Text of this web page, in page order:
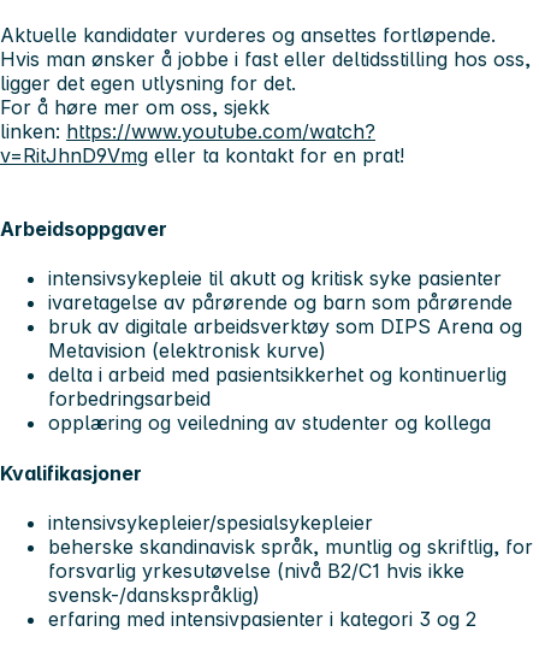
Aktuelle kandidater vurderes og ansettes fortløpende.
Hvis man ønsker å jobbe i fast eller deltidsstilling hos oss,
ligger det egen utlysning for det.
For å høre mer om oss, sjekk
linken: https://www.youtube.com/watch?
v=RitJhnD9Vmg eller ta kontakt for en prat!
Arbeidsoppgaver
intensivsykepleie til akutt og kritisk syke pasienter
ivaretagelse av pårørende og barn som pårørende
bruk av digitale arbeidsverktøy som DIPS Arena og
Metavision (elektronisk kurve)
delta i arbeid med pasientsikkerhet og kontinuerlig
forbedringsarbeid
opplæring og veiledning av studenter og kollega
Kvalifikasjoner
intensivsykepleier/spesialsykepleier
beherske skandinavisk språk, muntlig og skriftlig, for
forsvarlig yrkesutøvelse (nivå B2/C1 hvis ikke
svensk-/danskspråklig)
erfaring med intensivpasienter i kategori 3 og 2